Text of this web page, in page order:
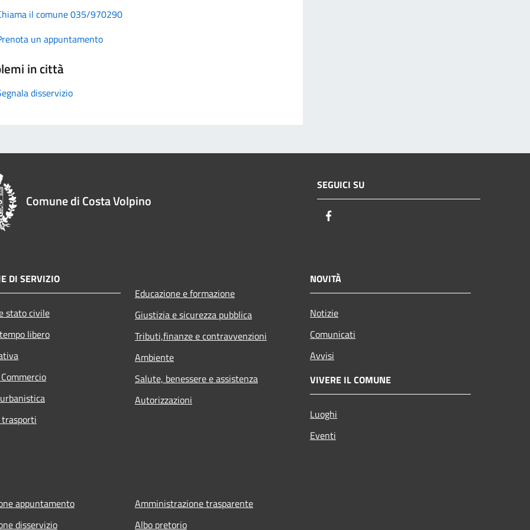
il comune 035/970290
un appuntamento
in città
disservizio
Comune di Costa Volpino
SEGUICI SU
DI SERVIZIO
stato civile
libero
Educazione e formazione
Giustizia e sicurezza pubblica
Tributi,finanze e contravvenzioni
Ambiente
Salute, benessere e assistenza
Autorizzazioni
NOVITÀ
Notizie
Comunicati
Avvisi
VIVERE IL COMUNE
Luoghi
Eventi
appuntamento
disservizio
Amministrazione trasparente
Albo pretorio